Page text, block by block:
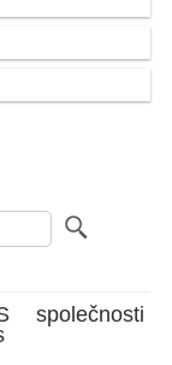
společnosti